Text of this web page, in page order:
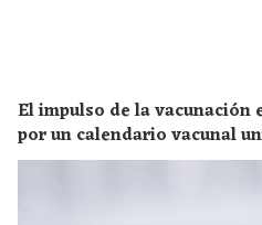
El impulso de la vacunación
por un calendario vacunal